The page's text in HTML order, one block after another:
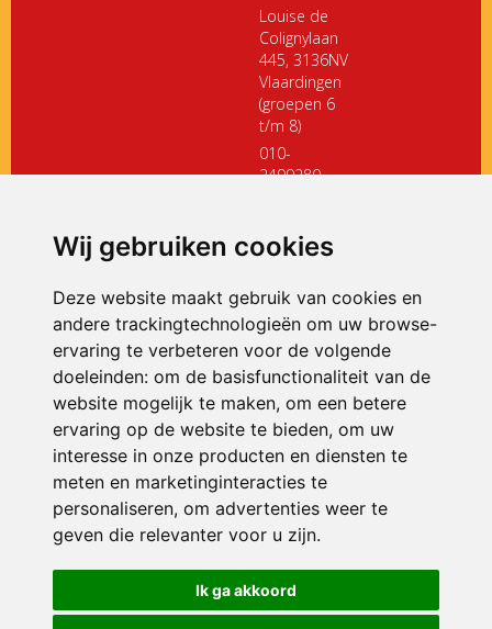
Wij gebruiken cookies
Deze website maakt gebruik van cookies en
andere trackingtechnologieën om uw browse-
ervaring te verbeteren voor de volgende
doeleinden: om de basisfunctionaliteit van de
website mogelijk te maken, om een betere
ervaring op de website te bieden, om uw
interesse in onze producten en diensten te
meten en marketinginteracties te
personaliseren, om advertenties weer te
geven die relevanter voor u zijn.
Ik ga akkoord
Louise de
Colignylaan
445, 3136NV
Vlaardingen
(groepen 6
t/m 8)
010-
2499280
ONDERDEEL VAN
© 2026 De Hoeksteen | Alle rechten voorbehouden
Privacy policy|Disclaimer| Klachtenregeling|RSIN en Anbi
voorkeuren
Crealisatie The MindOffice